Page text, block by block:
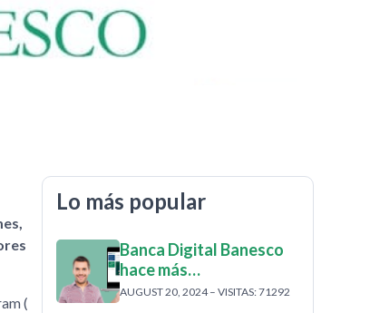
(
Lo más popular
Banca Digital Banesco
hace más…
AUGUST 20, 2024 – VISITAS: 71292